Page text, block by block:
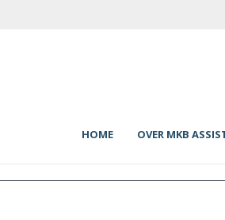
HOME OVER MKB